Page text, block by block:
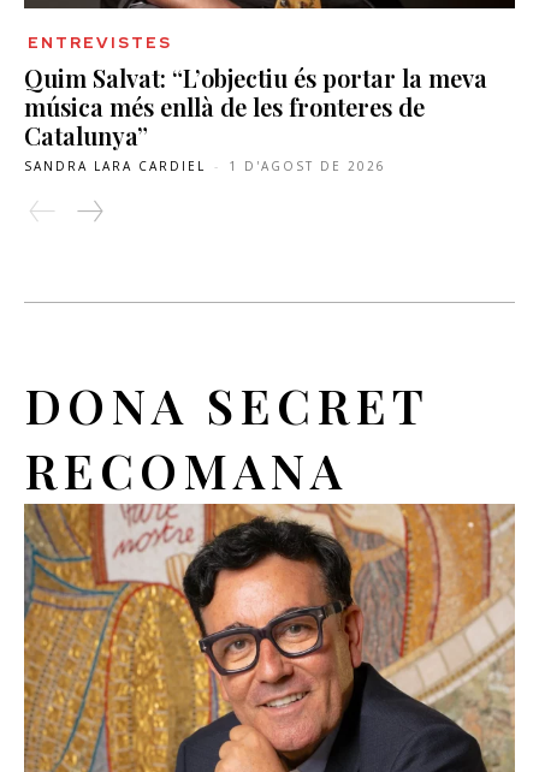
ENTREVISTES
Quim Salvat: “L’objectiu és portar la meva
música més enllà de les fronteres de
Catalunya”
SANDRA LARA CARDIEL - 1 D'AGOST DE 2026
DONA SECRET
RECOMANA